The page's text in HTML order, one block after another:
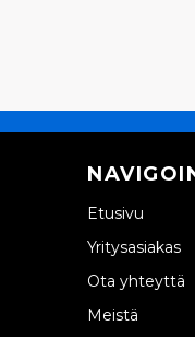
Etusivu
Yritysasiakas
Ota yhteyttä
Meistä